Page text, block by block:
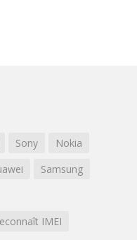
Sony
Nokia
Samsung
IMEI